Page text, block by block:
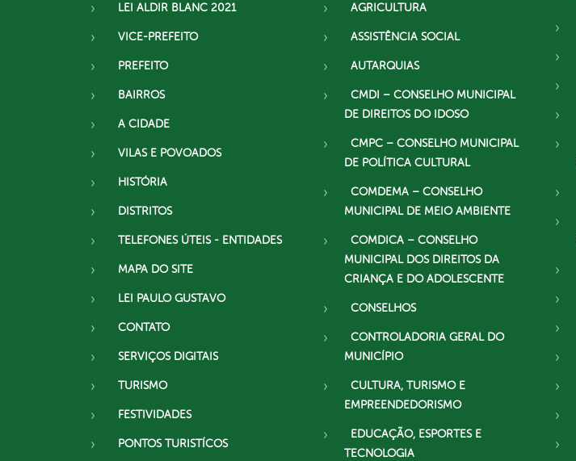
LEI ALDIR BLANC 2021
VICE-PREFEITO
PREFEITO
BAIRROS
A CIDADE
VILAS E POVOADOS
HISTÓRIA
DISTRITOS
TELEFONES ÚTEIS - ENTIDADES
MAPA DO SITE
LEI PAULO GUSTAVO
CONTATO
SERVIÇOS DIGITAIS
TURISMO
FESTIVIDADES
PONTOS TURISTÍCOS
AGRICULTURA
ASSISTÊNCIA SOCIAL
AUTARQUIAS
CMDI – CONSELHO MUNICIPAL
DE DIREITOS DO IDOSO
CMPC – CONSELHO MUNICIPAL
DE POLÍTICA CULTURAL
COMDEMA – CONSELHO
MUNICIPAL DE MEIO AMBIENTE
COMDICA – CONSELHO
MUNICIPAL DOS DIREITOS DA
CRIANÇA E DO ADOLESCENTE
CONSELHOS
CONTROLADORIA GERAL DO
MUNICÍPIO
CULTURA, TURISMO E
EMPREENDEDORISMO
EDUCAÇÃO, ESPORTES E
TECNOLOGIA